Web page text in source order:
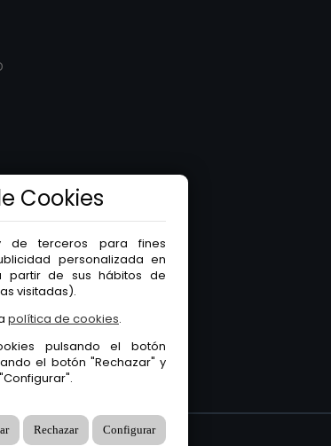
|Creado con Mobilia
Cookies
de terceros para fines
personalizada en
de sus hábitos de
visitadas).
política de cookies.
pulsando el botón
el botón "Rechazar" y
Rechazar Configurar